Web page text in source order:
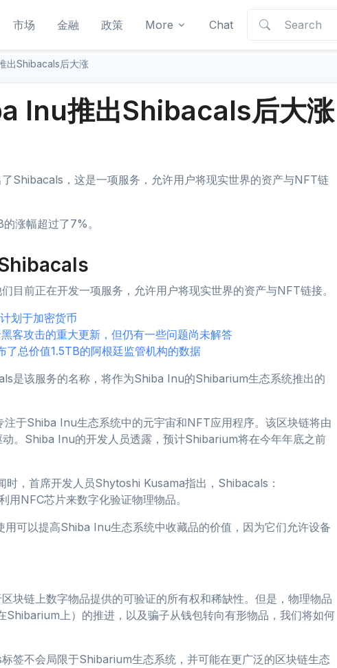
市场 金融 政策 More Chat
出Shibacals后大涨
Inu推出Shibacals后大涨
Shibacals，这是一项服务，允许用户将现实世界的资产与NFT链
涨幅超过了7%。
目前正在开发一项服务，允许用户将现实世界的资产与NFT链接。
划于加密货币
客攻击的重大更新，但仍有一些问题尚未解答
了总价值1.5TB的阿根廷监管机构的数据
是该服务的名称，将作为Shiba Inu的Shibarium生态系统推出的
于Shiba Inu生态系统中的元宇宙和NFT应用程序。该区块链将由
。Shiba Inu的开发人员透露，预计Shibarium将在今年年底之前
时，首席开发人员Shytoshi Kusama指出，Shibacals：
NFC芯片来数字化验证物理物品。
可以提高Shiba Inu生态系统中收藏品的价值，因为它们允许设备
块链上数字物品提供的可验证的所有权和稀缺性。但是，物理物品
Shibarium上）的推进，以及骗子从钱包转向有形物品，我们将如何
签不会局限于Shibarium生态系统，并可能在更广泛的区块链生态